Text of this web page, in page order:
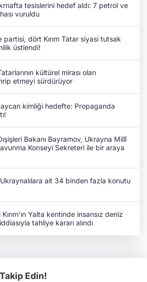
tesislerini hedef aldı: 7 petrol ve
vuruldu
partisi, dört Kırım Tatar siyasi tutsak
üstlendi!
kültürel mirası olan
etmeyi sürdürüyor
kimliği hedefte: Propaganda
Bakanı Bayramov, Ukrayna Millî
Konseyi Sekreteri ile bir araya
ait 34 binden fazla konutu
Yalta kentinde insansız deniz
iddiasıyla tahliye kararı alındı
Edin!